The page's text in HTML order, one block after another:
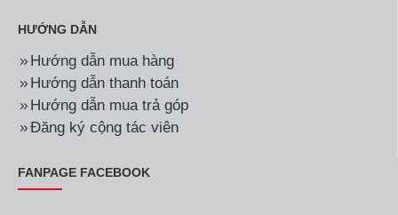
HƯỚNG DẪN
Hướng dẫn mua hàng
Hướng dẫn thanh toán
Hướng dẫn mua trả góp
Đăng ký cộng tác viên
FANPAGE FACEBOOK